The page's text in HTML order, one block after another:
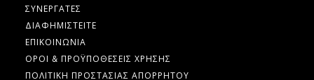
ΣΥΝΕΡΓΑΤΕΣ
ΔΙΑΦΗΜΙΣΤΕΙΤΕ
ΕΠΙΚΟΙΝΩΝΙΑ
ΟΡΟΙ & ΠΡΟΫΠΟΘΕΣΕΙΣ ΧΡΗΣΗΣ
ΠΟΛΙΤΙΚΗ ΠΡΟΣΤΑΣΙΑΣ ΑΠΟΡΡΗΤΟΥ